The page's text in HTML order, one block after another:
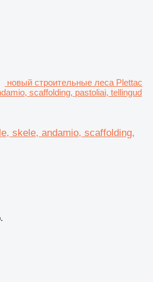
новый строительные леса Plettac
scaffolding, pastoliai, tellingud
skele, andamio, scaffolding,